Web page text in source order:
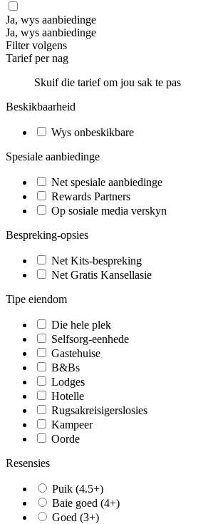
Ja, wys aanbiedinge
Ja, wys aanbiedinge
Filter volgens
Tarief per nag
Skuif die tarief om jou sak te pas
Beskikbaarheid
Wys onbeskikbare
Spesiale aanbiedinge
Net spesiale aanbiedinge
Rewards Partners
Op sosiale media verskyn
Bespreking-opsies
Net Kits-bespreking
Net Gratis Kansellasie
Tipe eiendom
Die hele plek
Selfsorg-eenhede
Gastehuise
B&Bs
Lodges
Hotelle
Rugsakreisigerslosies
Kampeer
Oorde
Resensies
Puik (4.5+)
Baie goed (4+)
Goed (3+)